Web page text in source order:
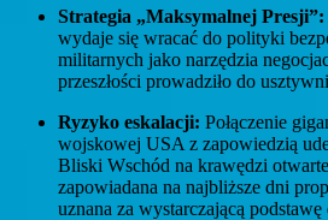
Strategia „Maksymalnej Presji”:
wydaje się wracać do polityki
militarnych jako narzędzia
przeszłości prowadziło do
Ryzyko eskalacji: Połączenie
wojskowej USA z zapowiedzią
Bliski Wschód na krawędzi
zapowiadana na najbliższe dni
uznana za wystarczającą